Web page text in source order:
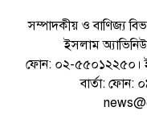
সম্পাদকীয় ও বাণিজ্য
ইসলাম
ফোন: ০২-৫৫০১২২৫০।
বার্তা: